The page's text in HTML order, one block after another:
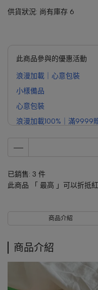
供貨狀況: 尚有庫存 6
此商品參與的優惠活動
浪漫加載｜心意包裝
小樣備品
心意包裝
浪漫加載100%｜滿9999
已銷售: 3 件
此商品 「 最高 」可以折抵
商品介紹
商品介紹